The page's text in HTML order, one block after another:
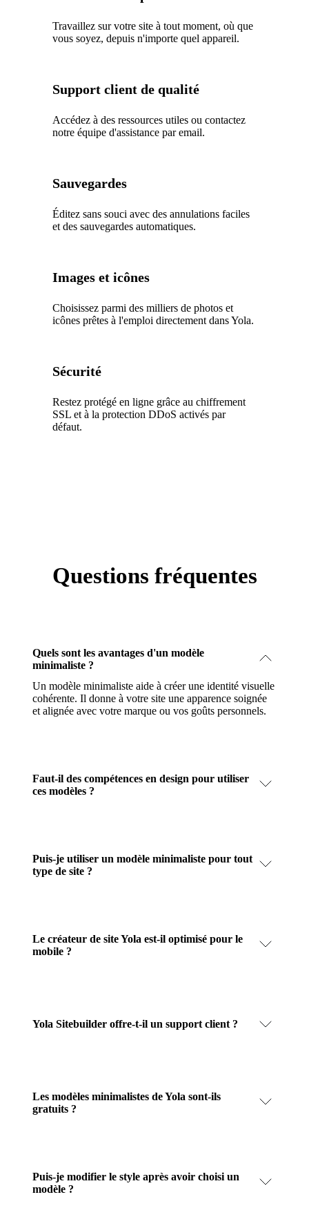
Travaillez sur votre site à tout moment, où que
vous soyez, depuis n'importe quel appareil.
Support client de qualité
Accédez à des ressources utiles ou contactez
notre équipe d'assistance par email.
Sauvegardes
Éditez sans souci avec des annulations faciles
et des sauvegardes automatiques.
Images et icônes
Choisissez parmi des milliers de photos et
icônes prêtes à l'emploi directement dans Yola.
Sécurité
Restez protégé en ligne grâce au chiffrement
SSL et à la protection DDoS activés par
défaut.
Questions fréquentes
Quels sont les avantages d'un modèle
minimaliste ?
Un modèle minimaliste aide à créer une identité visuelle
cohérente. Il donne à votre site une apparence soignée
et alignée avec votre marque ou vos goûts personnels.
Faut-il des compétences en design pour utiliser
ces modèles ?
Puis-je utiliser un modèle minimaliste pour tout
type de site ?
Le créateur de site Yola est-il optimisé pour le
mobile ?
Yola Sitebuilder offre-t-il un support client ?
Les modèles minimalistes de Yola sont-ils
gratuits ?
Puis-je modifier le style après avoir choisi un
modèle ?